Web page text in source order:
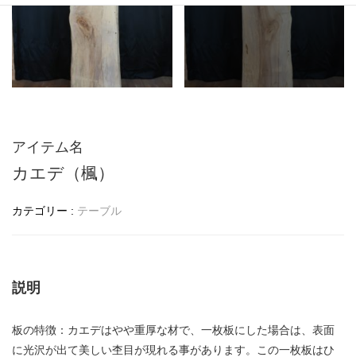
アイテム名
カエデ（楓）
カテゴリー : テーブル
説明
板の特徴：カエデはやや重厚な材で、一枚板にした場合は、表面
に光沢が出て美しい杢目が現れる事があります。この一枚板はひ